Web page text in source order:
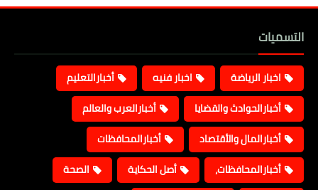
التسميات
اخبار الرياضة اخبار فنيه
أخبارالتعليم
أخبارالحوادث والقضايا
أخبارالعرب والعالم
أخبارالمال والأقتصاد
أخبارالمحافظات
أخبارالمحافظات،
أصل الحكاية
الصحة